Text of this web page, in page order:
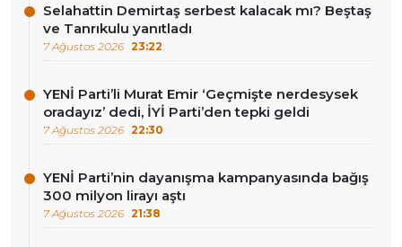
Selahattin Demirtaş serbest kalacak mı? Beştaş
ve Tanrıkulu yanıtladı
7 Ağustos 2026 23:22
YENİ Parti’li Murat Emir ‘Geçmişte nerdesysek
oradayız’ dedi, İYİ Parti’den tepki geldi
7 Ağustos 2026 22:30
YENİ Parti’nin dayanışma kampanyasında bağış
300 milyon lirayı aştı
7 Ağustos 2026 21:38